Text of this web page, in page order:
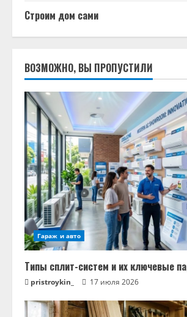
Строим дом сами
ВОЗМОЖНО, ВЫ ПРОПУСТИЛИ
Гараж и авто
Типы сплит-систем и их ключевые
pristroykin_ 17 июля 2026